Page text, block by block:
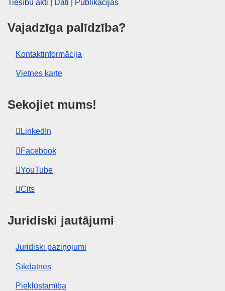
Tiesību akti | Dati | Publikācijas
Vajadzīga palīdzība?
Kontaktinformācija
Vietnes karte
Sekojiet mums!
LinkedIn
Facebook
YouTube
Cits
Juridiski jautājumi
Juridiski paziņojumi
Sīkdatnes
Piekļūstamība